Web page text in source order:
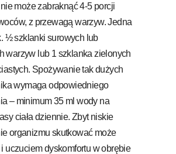
może zabraknąć 4-5 porcji
z przewagą warzyw. Jedna
½ szklanki surowych lub
warzyw lub 1 szklanka zielonych
Spożywanie tak dużych
wymaga odpowiedniego
– minimum 35 ml wody na
ciała dziennie. Zbyt niskie
organizmu skutkować może
uczuciem dyskomfortu w obrębie